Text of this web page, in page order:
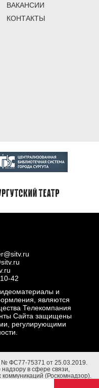
ВАКАНСИИ
КОНТАКТЫ
42
и
являются
Телекомпания
Сайта защищены
регулирующими
ФС77-75371 от 25.03.2019.
в сфере связи,
(Роскомнадзор).